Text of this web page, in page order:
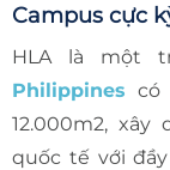
Campus cực
HLA là một
Philippines có
12.000m2,
quốc tế với